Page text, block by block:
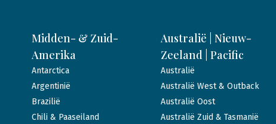
Midden- & Zuid-
Amerika
Antarctica
Argentinië
Brazilië
Chili & Paaseiland
Australië | Nieuw-
Zeeland | Pacific
Australië
Australië West & Outback
Australië Oost
Australië Zuid & Tasmanië